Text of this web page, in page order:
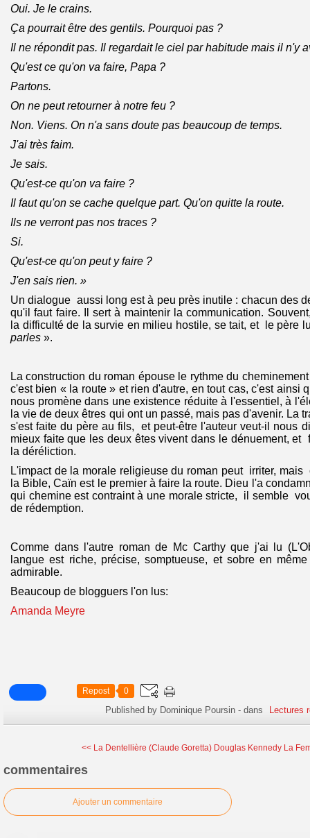
Oui. Je le crains.
Ça pourrait être des gentils. Pourquoi pas ?
Il ne répondit pas. Il regardait le ciel par habitude mais il n'y
Qu'est ce qu'on va faire, Papa ?
Partons.
On ne peut retourner à notre feu ?
Non. Viens. On n'a sans doute pas beaucoup de temps.
J'ai très faim.
Je sais.
Qu'est-ce qu'on va faire ?
Il faut qu'on se cache quelque part. Qu'on quitte la route.
Ils ne verront pas nos traces ?
Si.
Qu'est-ce qu'on peut y faire ?
J'en sais rien. »
Un dialogue aussi long est à peu près inutile : chacun des
qu'il faut faire. Il sert à maintenir la communication.
la difficulté de la survie en milieu hostile, se tait, et le père
parles ».
La construction du roman épouse le rythme du
c'est bien « la route » et rien d'autre, en tout cas, c'est ainsi
nous promène dans une existence réduite à l'essentiel, à
la vie de deux êtres qui ont un passé, mais pas d'avenir. La
s'est faite du père au fils, et peut-être l'auteur veut-il nous
mieux faite que les deux êtes vivent dans le dénuement, et
la déréliction.
L'impact de la morale religieuse du roman peut irriter,
la Bible, Caïn est le premier à faire la route. Dieu l'a
qui chemine est contraint à une morale stricte, il semble
de rédemption.
Comme dans l'autre roman de Mc Carthy que j'ai lu
langue est riche, précise, somptueuse, et sobre en
admirable.
Beaucoup de blogguers l'on lus:
Amanda Meyre
Repost 0
Published by Dominique Poursin -dans Lectures
<< La Dentellière (Claude Goretta) Douglas Kennedy La
commentaires
Ajouter un commentaire